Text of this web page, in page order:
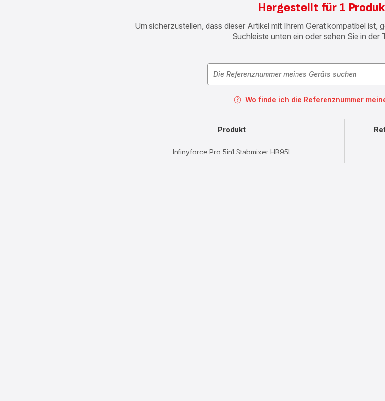
Hergestellt für 1
Um sicherzustellen, dass dieser Artikel mit Ihrem Gerät kompatibel ist,
Suchleiste unten ein oder sehen Sie in der
Wo finde ich die Referenznummer
Produkt
Infinyforce Pro 5in1 Stabmixer HB95L